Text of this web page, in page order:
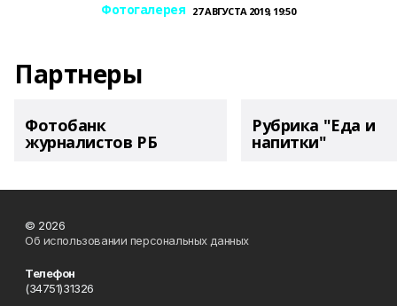
Фотогалерея 27 АВГУСТА 2019, 19:50
Партнеры
Фотобанк
журналистов РБ
Рубрика "Еда и
напитки"
© 2026
Об использовании персональных данных
Телефон
(34751)31326